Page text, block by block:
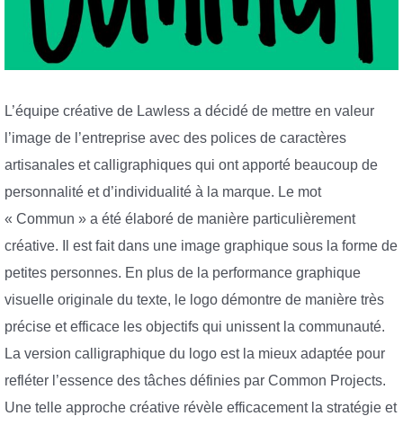
L’équipe créative de Lawless a décidé de mettre en valeur
l’image de l’entreprise avec des polices de caractères
artisanales et calligraphiques qui ont apporté beaucoup de
personnalité et d’individualité à la marque. Le mot
« Commun » a été élaboré de manière particulièrement
créative. Il est fait dans une image graphique sous la forme de
petites personnes. En plus de la performance graphique
visuelle originale du texte, le logo démontre de manière très
précise et efficace les objectifs qui unissent la communauté.
La version calligraphique du logo est la mieux adaptée pour
refléter l’essence des tâches définies par Common Projects.
Une telle approche créative révèle efficacement la stratégie et